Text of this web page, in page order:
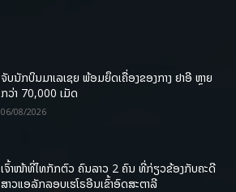
ຈັບນັກບິນມາເລເຊຍ ພ້ອມຍຶດເຄື່ອງຂອງກາງ ຢາອີ ຫຼາຍ
ກວ່າ 70,000 ເມັດ
06/08/2026
ເຈົ້າໜ້າທີ່ໄທກັກຕົວ ຄົນລາວ 2 ຄົນ ທີ່ກ່ຽວຂ້ອງກັບຄະດີ
ສາວແອລັກລອບເຮໂຣອີນເຂົ້າອົດສະຕາລີ